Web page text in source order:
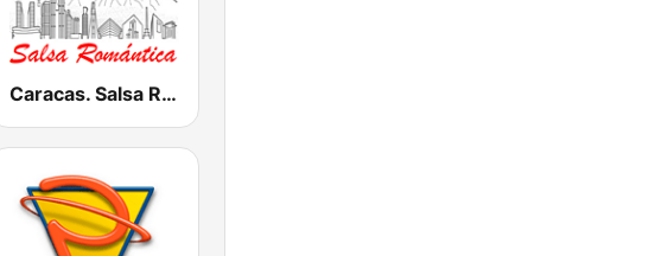
Caracas. Salsa Romántica